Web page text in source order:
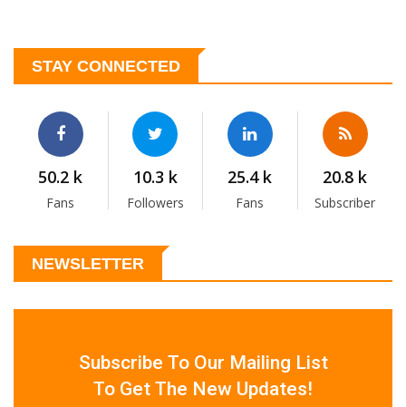
STAY CONNECTED
50.2 k
Fans
10.3 k
Followers
25.4 k
Fans
20.8 k
Subscriber
NEWSLETTER
Subscribe To Our Mailing List
To Get The New Updates!